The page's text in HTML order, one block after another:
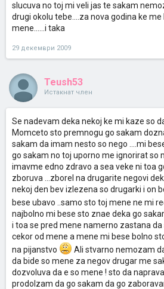
slucuva no toj mi veli jas te sakam
drugi okolu tebe....za nova godina ke
mene......i taka
29 декември 2009
Teush53
Истакнат член
Se nadevam deka nekoj ke mi kaze so da
Momceto sto premnogu go sakam
sakam da imam nesto so nego ....mi
go sakam no toj uporno me ignorirat so
imavme edno zdravo a sea veke ni toa
zboruva ...zborel na drugarite negovi
nekoj den bev izlezena so drugarki i on
bese ubavo ..samo sto toj mene ne mi
najbolno mi bese sto znae deka go
i toa se pred mene namerno zastana da
cekor od mene a mene mi bese bolno
na pijanstvo
Ali stvarno nemozam
da bide so mene za negov drugar me
dozvoluva da e so mene ! sto da
prodolzam da go sakam da go